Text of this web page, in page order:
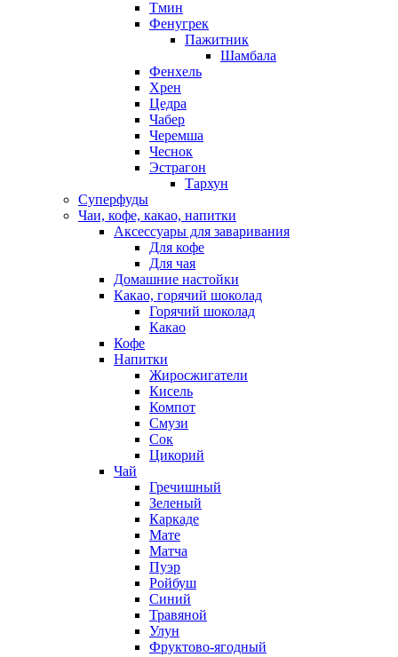
Тмин
Фенугрек
Пажитник
Шамбала
Фенхель
Хрен
Цедра
Чабер
Черемша
Чеснок
Эстрагон
Тархун
Суперфуды
Чаи, кофе, какао, напитки
Аксессуары для заваривания
Для кофе
Для чая
Домашние настойки
Какао, горячий шоколад
Горячий шоколад
Какао
Кофе
Напитки
Жиросжигатели
Кисель
Компот
Смузи
Сок
Цикорий
Чай
Гречишный
Зеленый
Каркаде
Мате
Матча
Пуэр
Ройбуш
Синий
Травяной
Улун
Фруктово-ягодный